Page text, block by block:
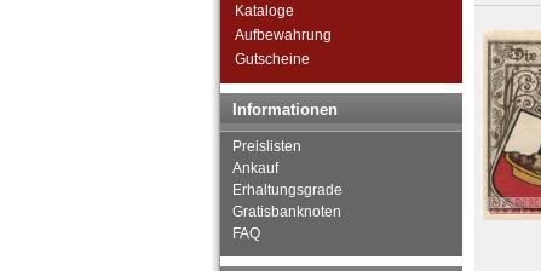
Orte mit U...
Orte mit V...
Orte mit X...
Orte mit Z...
Kataloge
Aufbewahrung
Gutscheine
Informationen
Preislisten
Ankauf
Erhaltungsgrade
Gratisbanknoten
FAQ